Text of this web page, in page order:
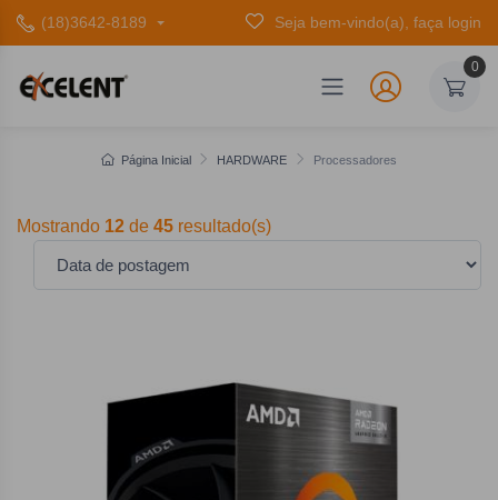
(18)3642-8189 Seja bem-vindo(a), faça login
0
Página Inicial HARDWARE Processadores
Mostrando 12 de 45 resultado(s)